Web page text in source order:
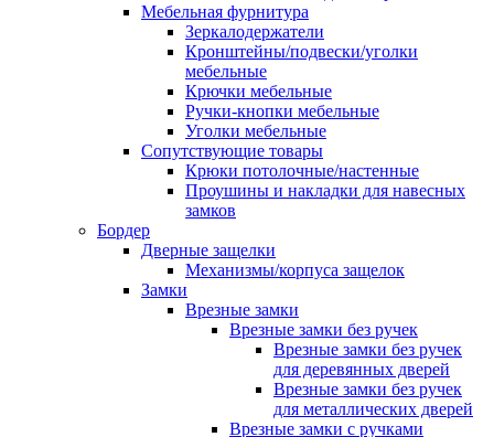
Мебельная фурнитура
Зеркалодержатели
Кронштейны/подвески/уголки
мебельные
Крючки мебельные
Ручки-кнопки мебельные
Уголки мебельные
Сопутствующие товары
Крюки потолочные/настенные
Проушины и накладки для навесных
замков
Бордер
Дверные защелки
Механизмы/корпуса защелок
Замки
Врезные замки
Врезные замки без ручек
Врезные замки без ручек
для деревянных дверей
Врезные замки без ручек
для металлических дверей
Врезные замки с ручками